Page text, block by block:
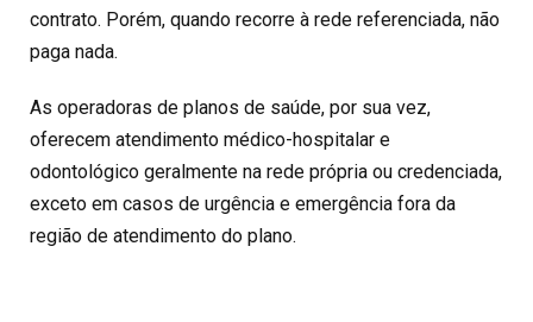
contrato. Porém, quando recorre à rede referenciada, não
paga nada.
As operadoras de planos de saúde, por sua vez,
oferecem atendimento médico-hospitalar e
odontológico geralmente na rede própria ou credenciada,
exceto em casos de urgência e emergência fora da
região de atendimento do plano.